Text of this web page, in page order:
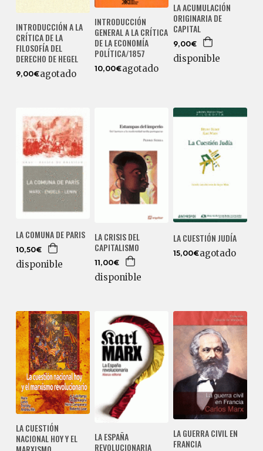
INTRODUCCIÓN A LA
CRÍTICA DE LA
FILOSOFÍA DEL
DERECHO DE HEGEL
9,00€agotado
INTRODUCCIÓN
GENERAL A LA CRÍTICA
DE LA ECONOMÍA
POLÍTICA/1857
10,00€agotado
LA ACUMULACIÓN
ORIGINARIA DE
CAPITAL
9,00€
disponible
LA COMUNA DE PARIS
10,50€
disponible
LA CRISIS DEL
CAPITALISMO
11,00€
disponible
LA CUESTIÓN JUDÍA
15,00€agotado
LA CUESTIÓN
NACIONAL HOY Y EL
LA ESPAÑA
REVOLUCIONARIA
LA GUERRA CIVIL EN
FRANCIA